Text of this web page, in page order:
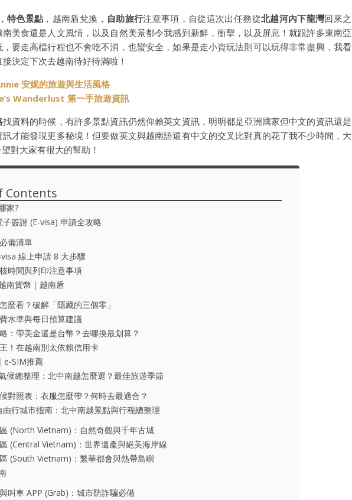
特色景點 ，越南盾兌換， 自助旅行注意事項，自從這次出任務從北越河內下龍灣回來之
美食還是人文風情，以及自然美景都令我感到新鮮，衝擊，以及屏息！就跟許多東南亞
要走高檔行程也不會吃不消，也蠻安全，如果是走小資玩法則可以玩得非常盡興，我看
決定下次去越南待好待滿啦！
安妮的旅遊與生活風格
Wanderlust 第一手旅遊資訊
找資料的時候，有許多景點資訊仍然仰賴英文資訊，明明都是亞洲國家但中文的資訊還是
才能發現更多秘境！但要做英文與越南語還有中文的交叉比對真的花了我不少時間，大
對大家有很大的幫助！
Contents
家?
簽證 (E-visa) 申請全攻略
備清單
線上申請 8 大步驟
時間與列印注意事項
南貨幣｜越南盾
麼看？破解「隱藏的三個零」
水準與每日預算建議
：帶美金還是台幣？去哪換最划算？
！在越南別太依賴信用卡
e-SIM推薦
候總整理：北中南越怎麼選？最佳旅遊季節
對照表：衣服怎麼帶？何時去最適合？
由行城市指南：北中南越景點與行程總整理
(North Vietnam)：自然奇觀與千年古城
(Central Vietnam)：世界遺產與絕美海岸線
(South Vietnam)：繁華都會與熱帶島嶼
叫車 APP (Grab)：城市防詐騙必備